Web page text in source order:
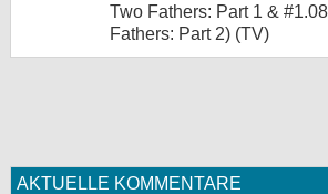
Two Fathers: Part 1 &
Fathers: Part 2) (TV)
AKTUELLE KOMMENTARE